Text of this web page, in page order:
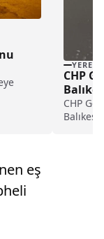
YEREL
CHP
haberi
CHP
eş